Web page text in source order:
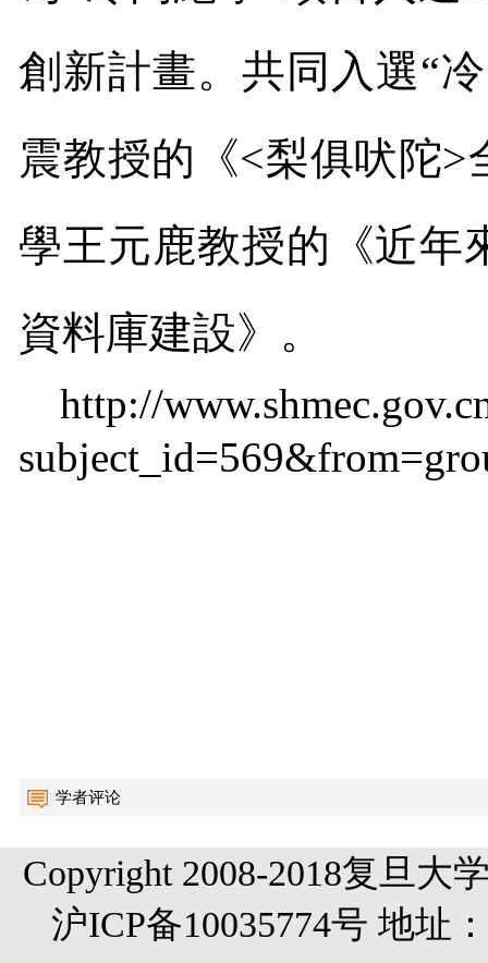
創新計畫。共同入選“
震教授的《<梨俱吠陀>
學王元鹿教授的《近年
資料庫建設》。
http://
学者评论
Copyright 2008-2018复旦大
沪ICP备10035774号 地址